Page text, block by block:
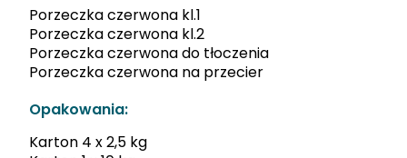
Porzeczka czerwona kl.1
Porzeczka czerwona kl.2
Porzeczka czerwona do tłoczenia
Porzeczka czerwona na przecier
Opakowania:
Karton 4 x 2,5 kg